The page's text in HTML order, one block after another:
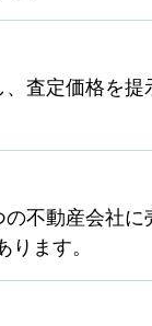
査定価格を
不動産会社
ます。